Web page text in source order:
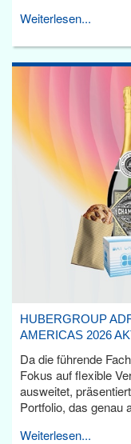
Weiterlesen...
HUBERGROUP
AMERICAS 2026
Da die führende
Fokus auf flexible
ausweitet,
Portfolio, das genau
Weiterlesen...